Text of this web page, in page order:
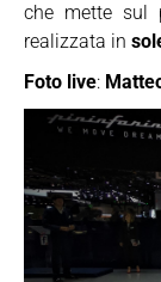
che mette sul
realizzata in
Foto live: